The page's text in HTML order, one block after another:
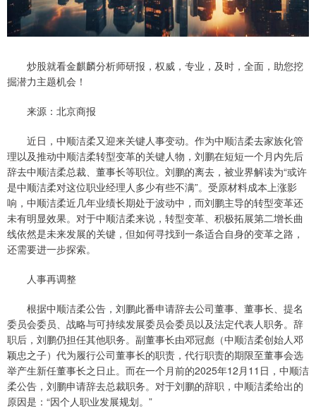
炒股就看金麒麟分析师研报，权威，专业，及时，全面，助您挖
掘潜力主题机会！
来源：北京商报
近日，中顺洁柔又迎来关键人事变动。作为中顺洁柔去家族化管
理以及推动中顺洁柔转型变革的关键人物，刘鹏在短短一个月内先后
辞去中顺洁柔总裁、董事长等职位。刘鹏的离去，被业界解读为“或许
是中顺洁柔对这位职业经理人多少有些不满”。受原材料成本上涨影
响，中顺洁柔近几年业绩长期处于波动中，而刘鹏主导的转型变革还
未有明显效果。对于中顺洁柔来说，转型变革、积极拓展第二增长曲
线依然是未来发展的关键，但如何寻找到一条适合自身的变革之路，
还需要进一步探索。
人事再调整
根据中顺洁柔公告，刘鹏此番申请辞去公司董事、董事长、提名
委员会委员、战略与可持续发展委员会委员以及法定代表人职务。辞
职后，刘鹏仍担任其他职务。副董事长由邓冠彪（中顺洁柔创始人邓
颖忠之子）代为履行公司董事长的职责，代行职责的期限至董事会选
举产生新任董事长之日止。而在一个月前的2025年12月11日，中顺洁
柔公告，刘鹏申请辞去总裁职务。对于刘鹏的辞职，中顺洁柔给出的
原因是：“因个人职业发展规划。”